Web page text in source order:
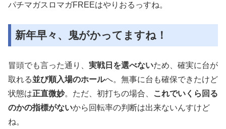
パチマガスロマガFREEはやりおるっすね。
新年早々、鬼がかってますね！
冒頭でも言った通り、 実戦日を選べないため、確実に台が
取れる並び順入場のホールへ。無事に台も確保できたけど
状態は正直微妙。ただ、初打ちの場合、
これでいくら回る
のかの指標がないから回転率の判断は出来ないんすけど
ね。